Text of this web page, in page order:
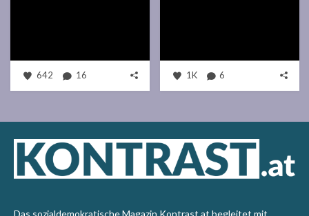
642 16 1K 6
Das sozialdemokratische Magazin Kontrast.at begleitet mit